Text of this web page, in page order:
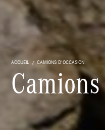
ACCUEIL CAMIONS D'OCCASION